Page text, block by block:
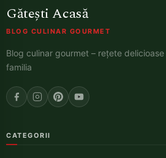
Gătești Acasă
BLOG CULINAR GOURMET
Blog culinar gourmet – rețete
familia
CATEGORII